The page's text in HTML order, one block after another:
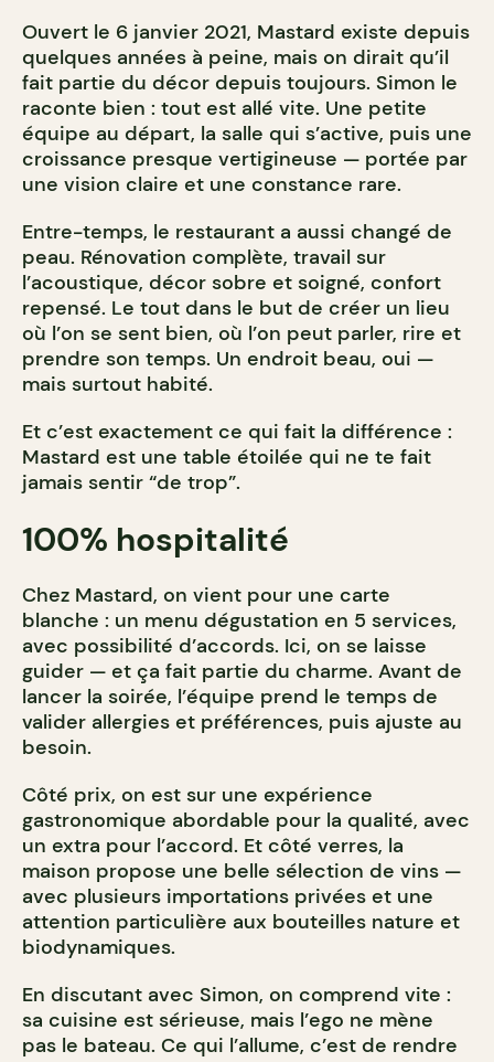
Ouvert le 6 janvier 2021, Mastard existe depuis
quelques années à peine, mais on dirait qu’il
fait partie du décor depuis toujours. Simon le
raconte bien : tout est allé vite. Une petite
équipe au départ, la salle qui s’active, puis une
croissance presque vertigineuse — portée par
une vision claire et une constance rare.
Entre-temps, le restaurant a aussi changé de
peau. Rénovation complète, travail sur
l’acoustique, décor sobre et soigné, confort
repensé. Le tout dans le but de créer un lieu
où l’on se sent bien, où l’on peut parler, rire et
prendre son temps. Un endroit beau, oui —
mais surtout habité.
Et c’est exactement ce qui fait la différence :
Mastard est une table étoilée qui ne te fait
jamais sentir “de trop”.
100% hospitalité
Chez Mastard, on vient pour une carte
blanche : un menu dégustation en 5 services,
avec possibilité d’accords. Ici, on se laisse
guider — et ça fait partie du charme. Avant de
lancer la soirée, l’équipe prend le temps de
valider allergies et préférences, puis ajuste au
besoin.
Côté prix, on est sur une expérience
gastronomique abordable pour la qualité, avec
un extra pour l’accord. Et côté verres, la
maison propose une belle sélection de vins —
avec plusieurs importations privées et une
attention particulière aux bouteilles nature et
biodynamiques.
En discutant avec Simon, on comprend vite :
sa cuisine est sérieuse, mais l’ego ne mène
pas le bateau. Ce qui l’allume, c’est de rendre